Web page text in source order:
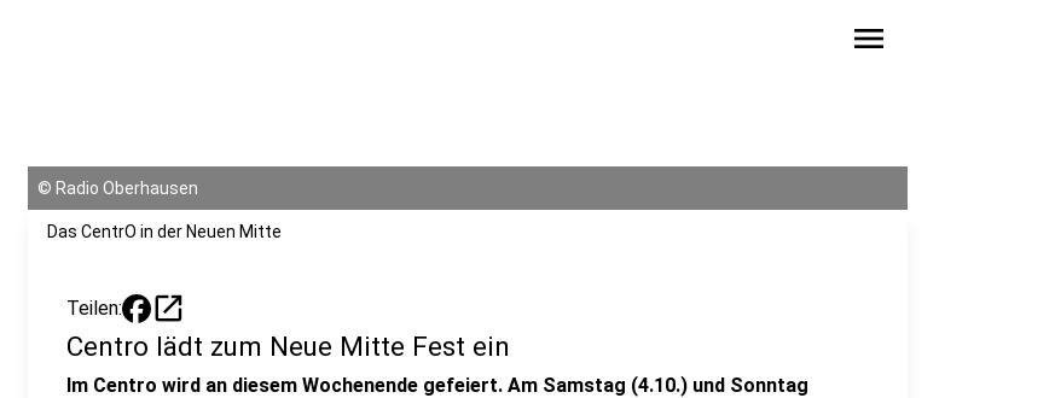
menu
© Radio Oberhausen
Das CentrO in der Neuen Mitte
Teilen: open_in_new
Centro lädt zum Neue Mitte Fest ein
Im Centro wird an diesem Wochenende gefeiert. Am Samstag (4.10.) und Sonntag